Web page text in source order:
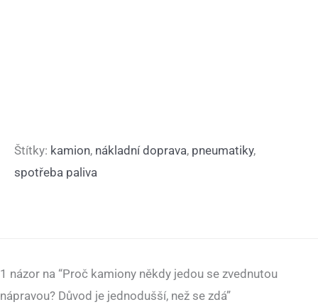
Štítky: kamion, nákladní doprava, pneumatiky,
spotřeba paliva
1 názor na “Proč kamiony někdy jedou se zvednutou
nápravou? Důvod je jednodušší, než se zdá”